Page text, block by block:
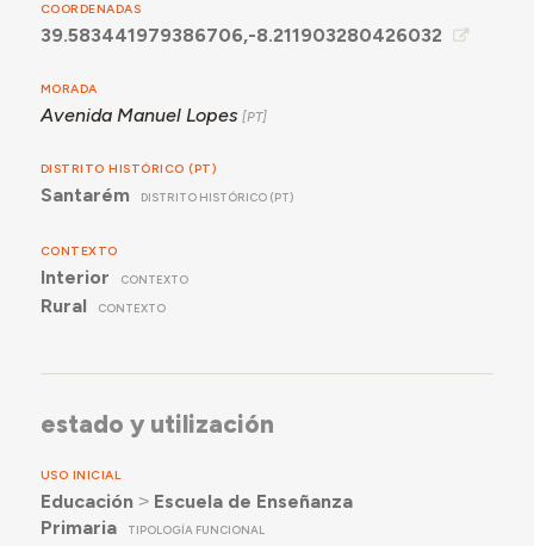
COORDENADAS
39.583441979386706,-8.211903280426032
MORADA
Avenida Manuel Lopes
DISTRITO HISTÓRICO (PT)
Santarém DISTRITO HISTÓRICO (PT)
CONTEXTO
Interior CONTEXTO
Rural CONTEXTO
estado y utilización
USO INICIAL
Educación ˃ Escuela de Enseñanza
Primaria
TIPOLOGÍA FUNCIONAL